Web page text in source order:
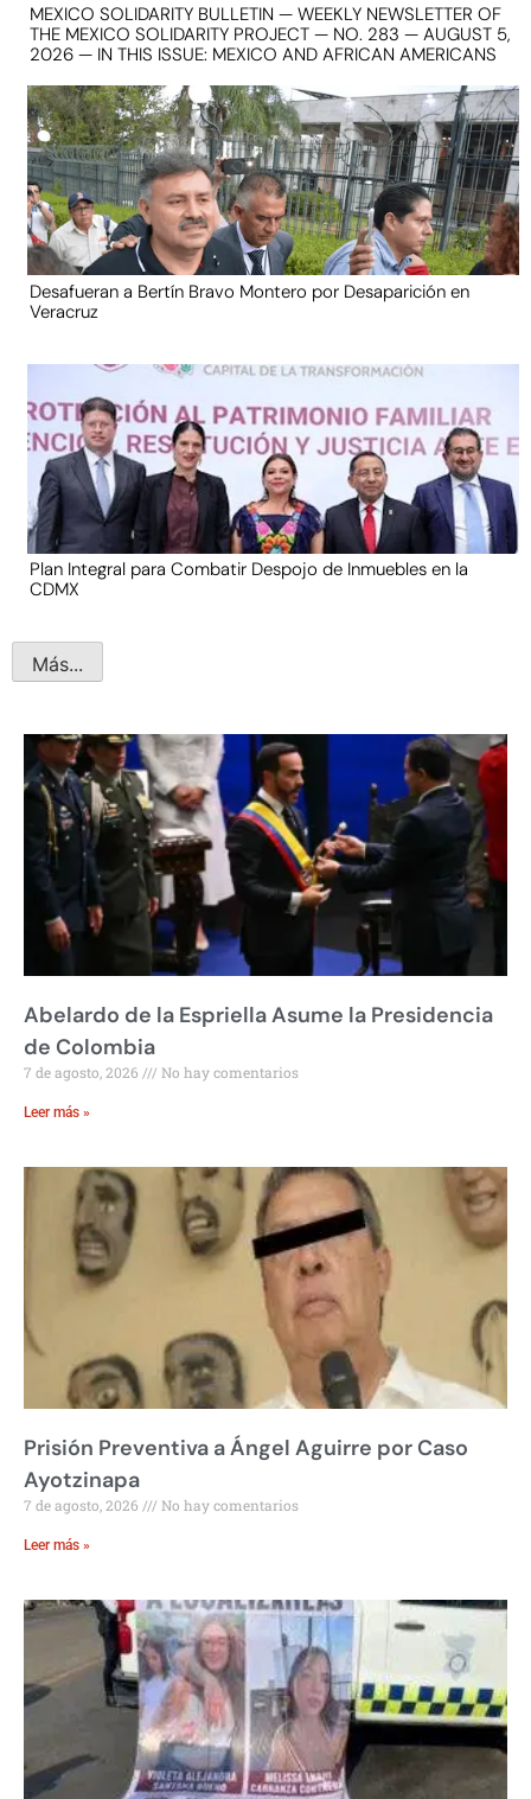
MEXICO SOLIDARITY BULLETIN — WEEKLY NEWSLETTER OF
THE MEXICO SOLIDARITY PROJECT — NO. 283 — AUGUST 5,
2026 — IN THIS ISSUE: MEXICO AND AFRICAN AMERICANS
Desafueran a Bertín Bravo Montero por Desaparición en
Veracruz
Plan Integral para Combatir Despojo de Inmuebles en la
CDMX
Más...
Abelardo de la Espriella Asume la Presidencia
de Colombia
7 de agosto, 2026 No hay comentarios
Leer más »
Prisión Preventiva a Ángel Aguirre por Caso
Ayotzinapa
7 de agosto, 2026 No hay comentarios
Leer más »